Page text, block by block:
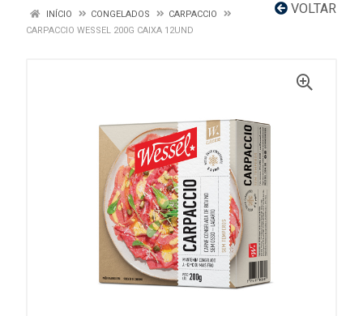
VOLTAR
INÍCIO CONGELADOS
CARPACCIO
CARPACCIO WESSEL 200G CAIXA 12UND